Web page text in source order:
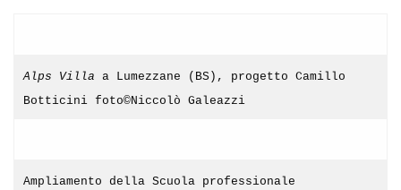
Alps Villa a Lumezzane (BS), progetto Camillo
Botticini foto©Niccolò Galeazzi
Ampliamento della Scuola professionale